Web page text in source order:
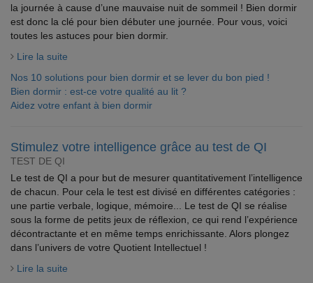
la journée à cause d’une mauvaise nuit de sommeil ! Bien dormir
est donc la clé pour bien débuter une journée. Pour vous, voici
toutes les astuces pour bien dormir.
Lire la suite
Nos 10 solutions pour bien dormir et se lever du bon pied !
Bien dormir : est-ce votre qualité au lit ?
Aidez votre enfant à bien dormir
Stimulez votre intelligence grâce au test de QI
TEST DE QI
Le test de QI a pour but de mesurer quantitativement l’intelligence
de chacun. Pour cela le test est divisé en différentes catégories :
une partie verbale, logique, mémoire... Le test de QI se réalise
sous la forme de petits jeux de réflexion, ce qui rend l’expérience
décontractante et en même temps enrichissante. Alors plongez
dans l’univers de votre Quotient Intellectuel !
Lire la suite